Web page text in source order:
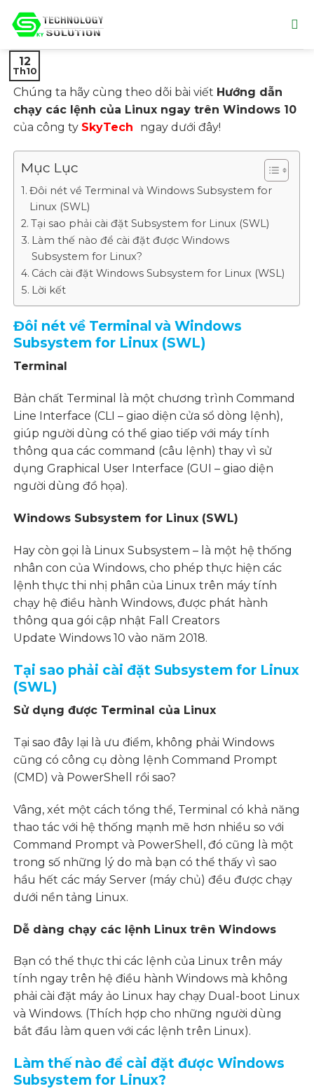
12
Th10
Chúng ta hãy cùngtheo dõi bài viết Hướng dẫn
chạy các lệnh của Linux ngay trên Windows 10
của công ty SkyTech ngay dưới đây!
Mục Lục
Đôi nét về Terminal và Windows Subsystem for
Linux (SWL)
Tại sao phải cài đặt Subsystem for Linux (SWL)
Làm thế nào để cài đặt được Windows
Subsystem for Linux?
Cách cài đặt Windows Subsystem for Linux (WSL)
Lời kết
Đôi nét về Terminal và Windows
Subsystem for Linux (SWL)
Terminal
Bản chất Terminal là một chương trình Command
Line Interface (CLI – giao diện cửa sổ dòng lệnh),
giúp người dùng có thể giao tiếp với máy tính
thông qua các command (câu lệnh) thay vì sử
dụng Graphical User Interface (GUI – giao diện
người dùng đồ họa).
Windows Subsystem for Linux (SWL)
Hay còn gọi là Linux Subsystem – là một hệ thống
nhân con của Windows, cho phép thực hiện các
lệnh thực thi nhị phân của Linux trên máy tính
chạy hệ điều hành Windows, được phát hành
thông qua gói cập nhật Fall Creators
Update Windows 10 vào năm 2018.
Tại sao phải cài đặt Subsystem for Linux
(SWL)
Sử dụng được Terminal của Linux
Tại sao đây lại là ưu điểm, không phải Windows
cũng có công cụ dòng lệnh Command Prompt
(CMD) và PowerShell rồi sao?
Vâng, xét một cách tổng thể, Terminal có khả năng
thao tác với hệ thống mạnh mẽ hơn nhiều so với
Command Prompt và PowerShell, đó cũng là một
trong số những lý do mà bạn có thể thấy vì sao
hầu hết các máy Server (máy chủ) đều được chạy
dưới nền tảng Linux.
Dễ dàng chạy các lệnh Linux trên Windows
Bạn có thể thực thi các lệnh của Linux trên máy
tính ngay trên hệ điều hành Windows mà không
phải cài đặt máy ảo Linux hay chạy Dual-boot Linux
và Windows. (Thích hợp cho những người dùng
bắt đầu làm quen với các lệnh trên Linux).
Làm thế nào để cài đặt được Windows
Subsystem for Linux?